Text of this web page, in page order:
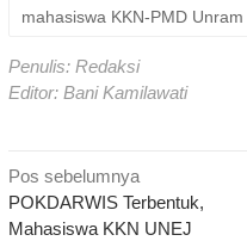
mahasiswa KKN-PMD Unram
Penulis: Redaksi
Editor: Bani Kamilawati
Navigasi
pos
Pos sebelumnya
POKDARWIS Terbentuk,
Mahasiswa KKN UNEJ